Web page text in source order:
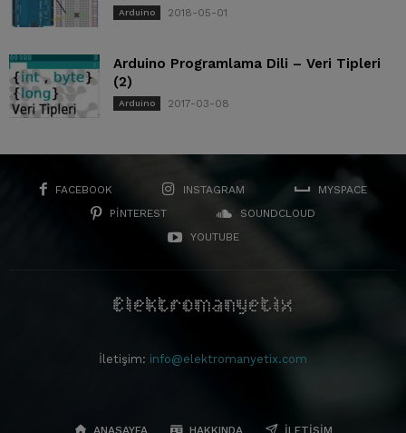
Arduino 2018-05-01
Arduino Programlama Dili – Veri Tipleri
(2)
Arduino 2017-03-08
FACEBOOK INSTAGRAM
MYSPACE
PINTEREST
SOUNDCLOUD
YOUTUBE
İletişim: info@elektromanyetix.com
ANASAYFA HAKKINDA İLETIŞIM